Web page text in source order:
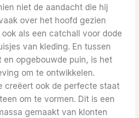
niet de aandacht die hij
over het hoofd gezien
als een catchall voor dode
van kleding. En tussen
opgebouwde puin, is het
om te ontwikkelen.
creëert ook de perfecte staat
om te vormen. Dit is een
gemaakt van klonten